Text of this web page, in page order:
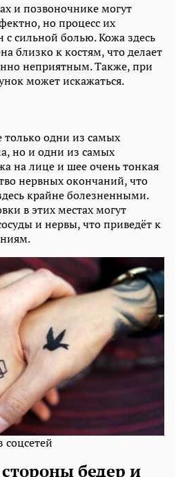
и позвоночнике могут
но процесс их
с сильной болью. Кожа здесь
близко к костям, что делает
неприятным. Также, при
может искажаться.
одни из самых
но и одни из самых
на лице и шее очень тонкая
нервных окончаний, что
крайне болезненными.
в этих местах могут
и нервы, что приведёт к
соцсетей
бедер и